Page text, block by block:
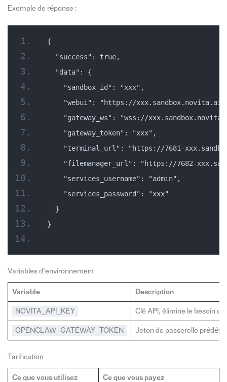
Exemple de réponse :
{
  "success": true,
  "data": {
    "sandbox_id": "xxx",
"webui": "https://
"gateway_ws": "wss://
    "gateway_token": "xxx",
"terminal_url": "https://7681-
"filemanager_url": "https://7682-
    "services_username": "admin",
    "services_password": "xxx"
  }
}
Variables d’environnement
Variable Description
NOVITA_API_KEY Clé API, élimine le besoin
OPENCLAW_GATEWAY_TOKEN Jeton de passerelle
Tarification
Ce que vous utilisez Ce que vous payez